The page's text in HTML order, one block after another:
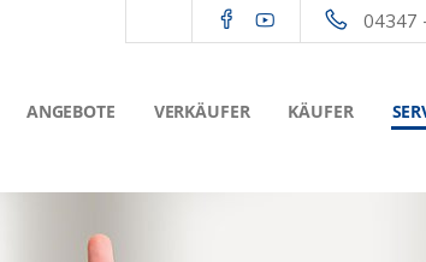
04347
ANGEBOTE VERKÄUFER KÄUFER